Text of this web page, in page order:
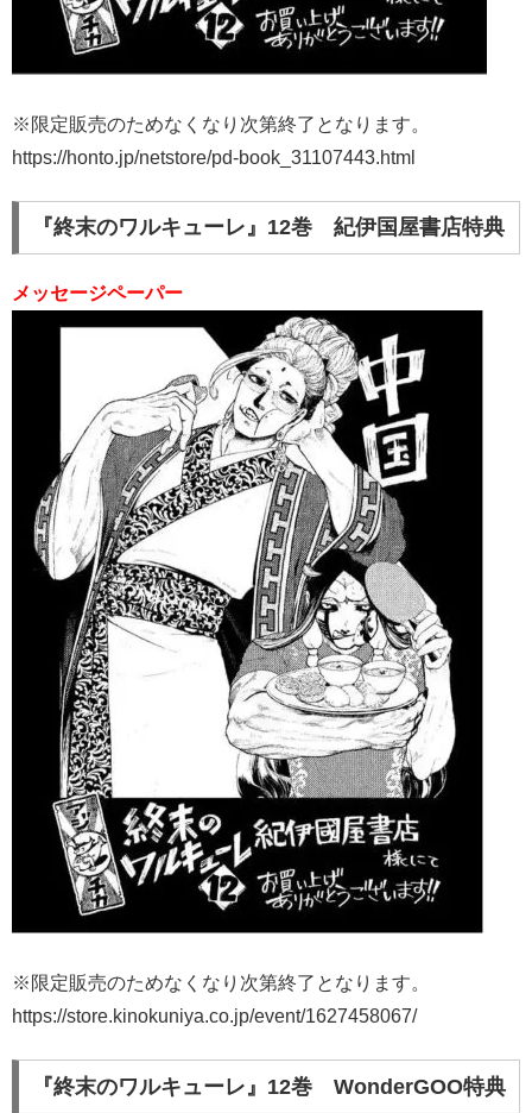
※限定販売のためなくなり次第終了となります。
https://honto.jp/netstore/pd-book_31107443.html
『終末のワルキューレ』12巻 紀伊国屋書店特典
メッセージペーパー
※限定販売のためなくなり次第終了となります。
https://store.kinokuniya.co.jp/event/1627458067/
『終末のワルキューレ』12巻 WonderGOO特典